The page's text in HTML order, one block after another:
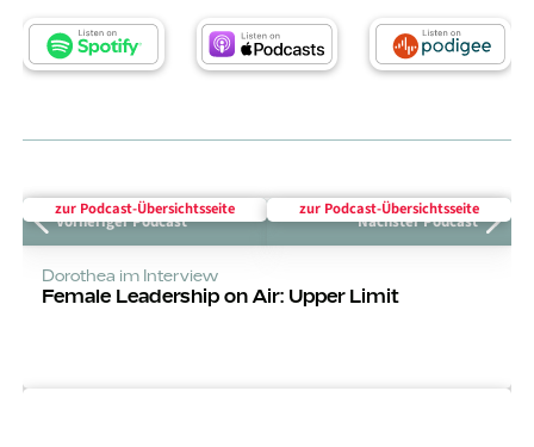
zur Podcast-Über­sichts­seite
Vorheriger Podcast
zur Podcast-Über­sichts­seite
Nächster Podcast
Dorothea im Interview
Female Leadership on Air: Upper Limit